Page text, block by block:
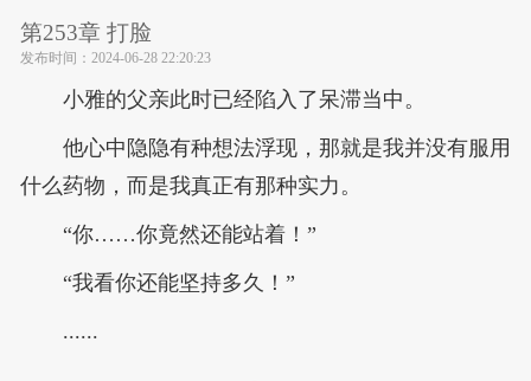
第253章 打脸
发布时间： 2024-06-28 22:20:23
小雅的父亲此时已经陷入了呆滞当中。
他心中隐隐有种想法浮现，那就是我并没有服用
什么药物，而是我真正有那种实力。
“你……你竟然还能站着！”
“我看你还能坚持多久！”
......